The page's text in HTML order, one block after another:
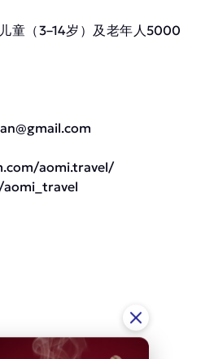
童（3–14岁）及老年人5000
aomi.travel/